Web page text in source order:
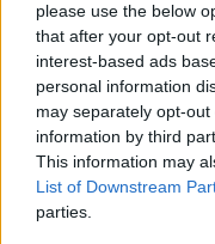
please use the below
that after your opt-out
interest-based ads
personal information
may separately opt-
information by third
This information may
List of Downstream
parties.